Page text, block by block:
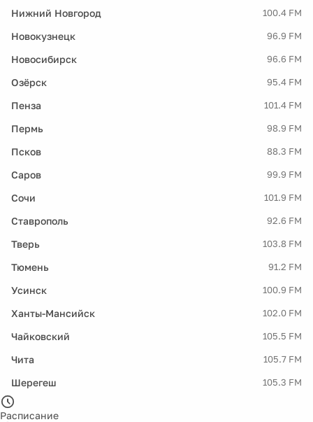
Нижний Новгород 100.4 FM
Новокузнецк 96.9 FM
Новосибирск 96.6 FM
Озёрск 95.4 FM
Пенза 101.4 FM
Пермь 98.9 FM
Псков 88.3 FM
Саров 99.9 FM
Сочи 101.9 FM
Ставрополь 92.6 FM
Тверь 103.8 FM
Тюмень 91.2 FM
Усинск 100.9 FM
Ханты-Мансийск 102.0 FM
Чайковский 105.5 FM
Чита 105.7 FM
Шерегеш 105.3 FM
Расписание